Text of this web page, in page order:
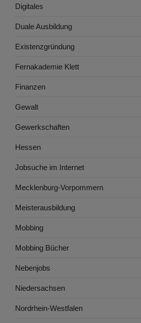
Digitales
Duale Ausbildung
Existenzgründung
Fernakademie Klett
Finanzen
Gewalt
Gewerkschaften
Hessen
Jobsuche im Internet
Mecklenburg-Vorpommern
Meisterausbildung
Mobbing
Mobbing Bücher
Nebenjobs
Niedersachsen
Nordrhein-Westfalen